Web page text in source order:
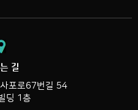
길
포로67번길 54
딩 1층